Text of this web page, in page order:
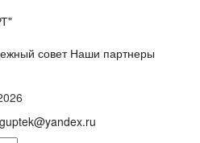
совет Наши партнеры